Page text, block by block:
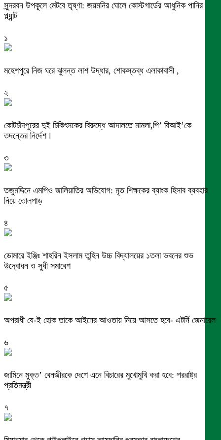
সুন্দরবন উপকূলে মেটবে তৃষ্ণা: জয়মনির ঘোলে কোস্টগার্ডের আধুনিক পানির
প্ল্যান্ট
১
মহেশপুরে নিজ ঘরে ঝুলন্ত লাশ উদ্ধার, শোকস্তব্ধ এলাকাবাসী ,
২
কোটচাঁদপুরের দুই চিকিৎসকের বিরুদ্ধে আদালতে মামলা,পি’ বিআই’কে
তদন্তের নির্দেশ।
৩
তজুমদ্দিনে এমপিও জালিয়াতির অভিযোগ: মৃত শিক্ষকের ব্যাংক হিসাব ব্যবহার
নিয়ে তোলপাড়
৪
ডোমারে ইঞ্জিঃ শাহরিন ইসলাম তুহিন উচ্চ বিদ্যালয়ের ১তলা ভবনের শুভ
উদ্বোধন ও সুধী সমাবেশ
৫
অপরাধী যে-ই হোক তাকে আইনের আওতায় নিয়ে আসতে হবে- এটর্নি জেনারেল
৬
জামিনে মুক্ত’ বেনজীরকে দেশে এনে বিচারের মুখোমুখি করা হবে: পররাষ্ট্র
প্রতিমন্ত্রী
৭